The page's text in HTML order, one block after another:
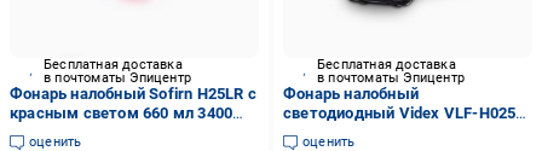
Бесплатная доставка
в почтоматы Эпицентр
Фонарь налобный Sofirn H25LR с
красным светом 660 мл 3400
мАч
оценить
Бесплатная доставка
в почтоматы Эпицентр
Фонарь налобный
светодиодный Videx VLF-H025C
310Lm 5000K
оценить